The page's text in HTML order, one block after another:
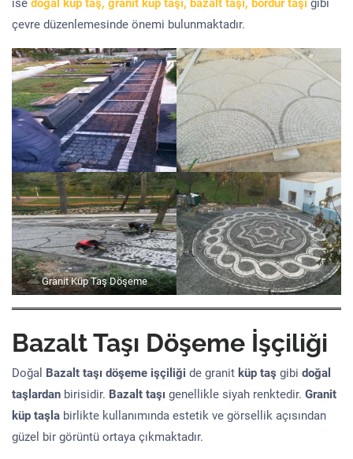
ise doğal küp taş, granit küp taşı, bazalt taşı, bordür taşı gibi
çevre düzenlemesinde önemi bulunmaktadır.
Granit Küp Taş Döşeme
Bazalt Taşı Döşeme İşçiliği
Doğal Bazalt taşı döşeme işçiliği de granit küp taş gibi doğal
taşlardan birisidir. Bazalt taşı genellikle siyah renktedir. Granit
küp taşla birlikte kullanımında estetik ve görsellik açısından
güzel bir görüntü ortaya çıkmaktadır.